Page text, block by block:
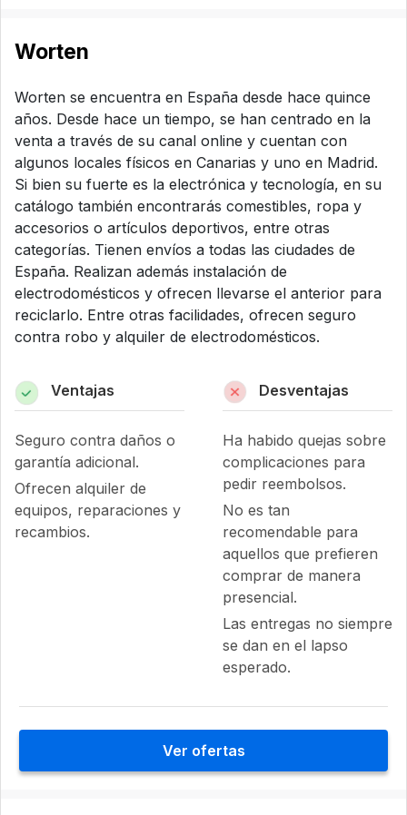
Worten
Worten se encuentra en España desde hace quince
años. Desde hace un tiempo, se han centrado en la
venta a través de su canal online y cuentan con
algunos locales físicos en Canarias y uno en Madrid.
Si bien su fuerte es la electrónica y tecnología, en su
catálogo también encontrarás comestibles, ropa y
accesorios o artículos deportivos, entre otras
categorías. Tienen envíos a todas las ciudades de
España. Realizan además instalación de
electrodomésticos y ofrecen llevarse el anterior para
reciclarlo. Entre otras facilidades, ofrecen seguro
contra robo y alquiler de electrodomésticos.
Ventajas
Seguro contra daños o
garantía adicional.
Ofrecen alquiler de
equipos, reparaciones y
recambios.
Desventajas
Ha habido quejas sobre
complicaciones para
pedir reembolsos.
No es tan
recomendable para
aquellos que prefieren
comprar de manera
presencial.
Las entregas no siempre
se dan en el lapso
esperado.
Ver ofertas